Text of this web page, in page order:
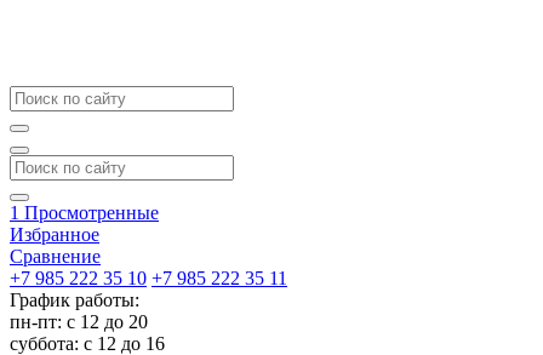
1 Просмотренные
Избранное
Сравнение
+7 985 222 35 10 +7 985 222 35 11
График работы:
пн-пт: с 12 до 20
суббота: c 12 до 16